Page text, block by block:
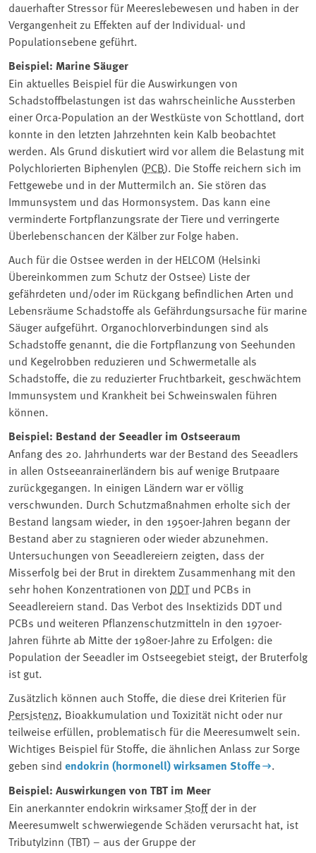
dauerhafter Stressor für Meereslebewesen und haben in der
Vergangenheit zu Effekten auf der Individual- und
Populationsebene geführt.
Beispiel: Marine Säuger
Ein aktuelles Beispiel für die Auswirkungen von
Schadstoffbelastungen ist das wahrscheinliche Aussterben
einer Orca-Population an der Westküste von Schottland, dort
konnte in den letzten Jahrzehnten kein Kalb beobachtet
werden. Als Grund diskutiert wird vor allem die Belastung mit
Polychlorierten Biphenylen (PCB). Die Stoffe reichern sich im
Fettgewebe und in der Muttermilch an. Sie stören das
Immunsystem und das Hormonsystem. Das kann eine
verminderte Fortpflanzungsrate der Tiere und verringerte
Überlebenschancen der Kälber zur Folge haben.
Auch für die Ostsee werden in der HELCOM (Helsinki
Übereinkommen zum Schutz der Ostsee) Liste der
gefährdeten und/oder im Rückgang befindlichen Arten und
Lebensräume Schadstoffe als Gefährdungsursache für marine
Säuger aufgeführt. Organochlorverbindungen sind als
Schadstoffe genannt, die die Fortpflanzung von Seehunden
und Kegelrobben reduzieren und Schwermetalle als
Schadstoffe, die zu reduzierter Fruchtbarkeit, geschwächtem
Immunsystem und Krankheit bei Schweinswalen führen
können.
Beispiel: Bestand der Seeadler im Ostseeraum
Anfang des 20. Jahrhunderts war der Bestand des Seeadlers
in allen Ostseeanrainerländern bis auf wenige Brutpaare
zurückgegangen. In einigen Ländern war er völlig
verschwunden. Durch Schutzmaßnahmen erholte sich der
Bestand langsam wieder, in den 1950er-Jahren begann der
Bestand aber zu stagnieren oder wieder abzunehmen.
Untersuchungen von Seeadlereiern zeigten, dass der
Misserfolg bei der Brut in direktem Zusammenhang mit den
sehr hohen Konzentrationen von ⁠ DDTund PCBs in
Seeadlereiern stand. Das Verbot des Insektizids ⁠DDT⁠ und
PCBs und weiteren Pflanzenschutzmitteln in den 1970er-
Jahren führte ab Mitte der 1980er-Jahre zu Erfolgen: die
Population der Seeadler im Ostseegebiet steigt, der Bruterfolg
ist gut.
Zusätzlich können auch Stoffe, die diese drei Kriterien für
Persistenz⁠, Bioakkumulation und Toxizität nicht oder nur
teilweise erfüllen, problematisch für die Meeresumwelt sein.
Wichtiges Beispiel für Stoffe, die ähnlichen Anlass zur Sorge
geben sind endokrin (hormonell) wirksamen Stoffe .
Beispiel: Auswirkungen von TBT im Meer
Ein anerkannter endokrin wirksamer ⁠Stoff⁠ der in der
Meeresumwelt schwerwiegende Schäden verursacht hat, ist
Tributylzinn (TBT) – aus der Gruppe der